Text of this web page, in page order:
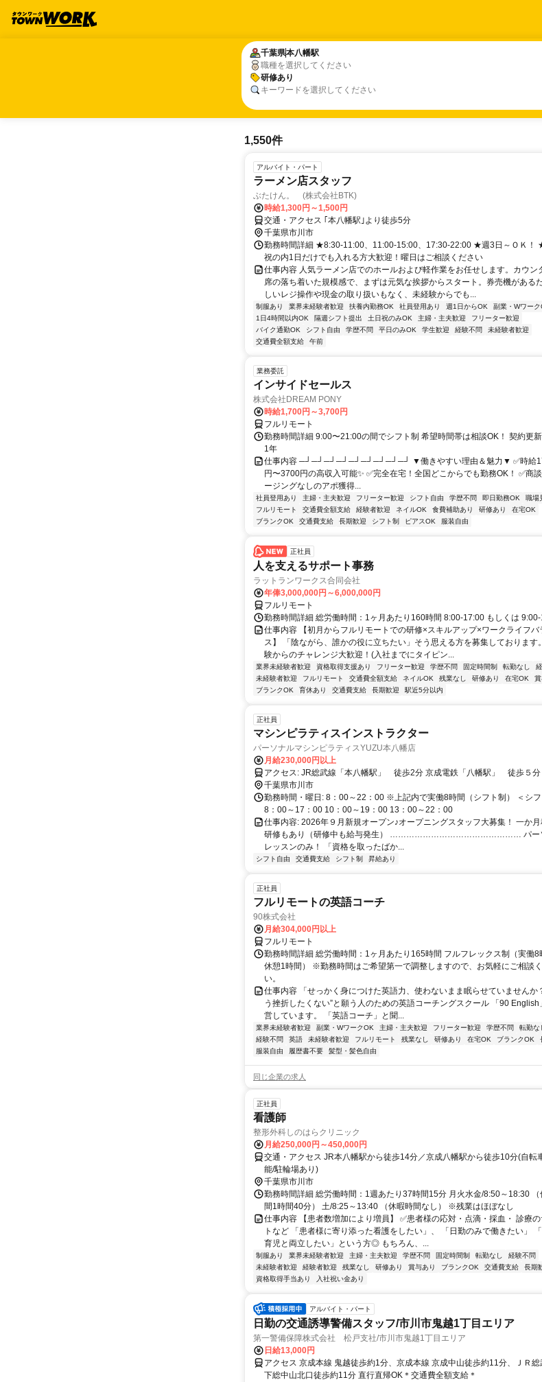
千葉県本八幡駅
職種を選択してください
研修あり
キーワードを選択してください
千葉県本八幡駅
研修あり
1,550件
アルバイト・パート
ラーメン店スタッフ
ぶたけん。 (株式会社BTK)
時給1,300円～1,500円
交通・アクセス ｢本八幡駅｣より徒歩5分
千葉県市川市
勤務時間詳細 ★8:30-11:00、11:00-15:00、17:30-22:00 ★週3日～ＯＫ！
祝の内1日だけでも入れる方大歓迎！曜日はご相談ください
仕事内容 人気ラーメン店でのホールおよび軽作業をお任せします。カウン
席の落ち着いた規模感で、まずは元気な挨拶からスタート。券売機がある
しいレジ操作や現金の取り扱いもなく、未経験からでも...
制服あり 業界未経験者歓迎 扶養内勤務OK 社員登用あり 週1日からOK
副業・Wワーク
1日4時間以内OK
隔週シフト提出 土日祝のみOK 主婦・主夫歓迎
フリーター歓迎
バイク通勤OK
シフト自由 学歴不問 平日のみOK 学生歓迎 経験不問
未経験者歓迎
交通費全額支給
午前
業務委託
インサイドセールス
株式会社DREAM PONY
時給1,700円～3,700円
フルリモート
勤務時間詳細 9:00〜21:00の間でシフト制 希望時間帯は相談OK！ 契約更新
1年
仕事内容 ─┘─┘─┘─┘─┘─┘─┘─┘─┘ ▼働きやすい理由＆魅力▼ ✅時給
円〜3700円の高収入可能✨ ✅完全在宅！全国どこからでも勤務OK！ ✅商
ージングなしのアポ獲得...
社員登用あり 主婦・主夫歓迎 フリーター歓迎 シフト自由 学歴不問 即日勤務OK
職場
フルリモート
交通費全額支給 経験者歓迎 ネイルOK 食費補助あり 研修あり
在宅OK
ブランクOK
交通費支給 長期歓迎 シフト制 ピアスOK 服装自由
正社員
人を支えるサポート事務
ラットランワークス合同会社
年俸3,000,000円～6,000,000円
フルリモート
勤務時間詳細 総労働時間：1ヶ月あたり160時間 8:00-17:00 もしくは
仕事内容 【初月からフルリモートでの研修×スキルアップ×ワークライフバ
ス】 「陰ながら、誰かの役に立ちたい」そう思える方を募集しております
験からのチャレンジ大歓迎！(入社までにタイピン...
業界未経験者歓迎 資格取得支援あり フリーター歓迎 学歴不問 固定時間制 転勤なし
未経験者歓迎
フルリモート 交通費全額支給 ネイルOK 残業なし 研修あり 在宅OK
賞
ブランクOK
育休あり 交通費支給 長期歓迎 駅近5分以内
正社員
マシンピラティスインストラクター
パーソナルマシンピラティスYUZU本八幡店
月給230,000円以上
アクセス: JR総武線「本八幡駅」 徒歩2分 京成電鉄「八幡駅」 徒歩５分
千葉県市川市
勤務時間・曜日: 8：00～22：00 ※上記内で実働8時間（シフト制） ＜シフ
8：00～17：00 10：00～19：00 13：00～22：00
仕事内容: 2026年９月新規オープン♪オープニングスタッフ大募集！ 一か
研修もあり（研修中も給与発生） ………………………………………… パー
レッスンのみ！ 「資格を取ったばか...
シフト自由 交通費支給 シフト制 昇給あり
正社員
フルリモートの英語コーチ
90株式会社
月給304,000円以上
フルリモート
勤務時間詳細 総労働時間：1ヶ月あたり165時間 フルフレックス制（実働8
休憩1時間） ※勤務時間はご希望第一で調整しますので、お気軽にご相談
い。
仕事内容 「せっかく身につけた英語力、使わないまま眠らせていませんか
う挫折したくない”と願う人のための英語コーチングスクール 「90 English
営しています。 「英語コーチ」と聞...
業界未経験者歓迎 副業・WワークOK 主婦・主夫歓迎 フリーター歓迎 学歴不問
転勤な
経験不問
英語 未経験者歓迎 フルリモート 残業なし 研修あり 在宅OK ブランクOK
服装自由
履歴書不要 髪型・髪色自由
同じ企業の求人
正社員
看護師
整形外科しのはらクリニック
月給250,000円～450,000円
交通・アクセス JR本八幡駅から徒歩14分／京成八幡駅から徒歩10分(自転
能/駐輪場あり)
千葉県市川市
勤務時間詳細 総労働時間：1週あたり37時間15分 月火水金/8:50～18:30 （
間1時間40分） 土/8:25～13:40 （休暇時間なし） ※残業はほぼなし
仕事内容 【患者数増加により増員】 ✅患者様の応対・点滴・採血・ 診療
トなど 「患者様に寄り添った看護をしたい」、 「日勤のみで働きたい」
育児と両立したい」という方◎ もちろん、...
制服あり 業界未経験者歓迎 主婦・主夫歓迎 学歴不問 固定時間制 転勤なし
経験不問
未経験者歓迎
経験者歓迎 残業なし 研修あり 賞与あり ブランクOK 交通費支給
長期
資格取得手当あり
入社祝い金あり
アルバイト・パート
日勤の交通誘導警備スタッフ/市川市鬼越1丁目エリア
第一警備保障株式会社 松戸支社/市川市鬼越1丁目エリア
日給13,000円
アクセス 京成本線 鬼越徒歩約1分、京成本線 京成中山徒歩約11分、ＪＲ総
下総中山北口徒歩約11分 直行直帰OK＊交通費全額支給＊